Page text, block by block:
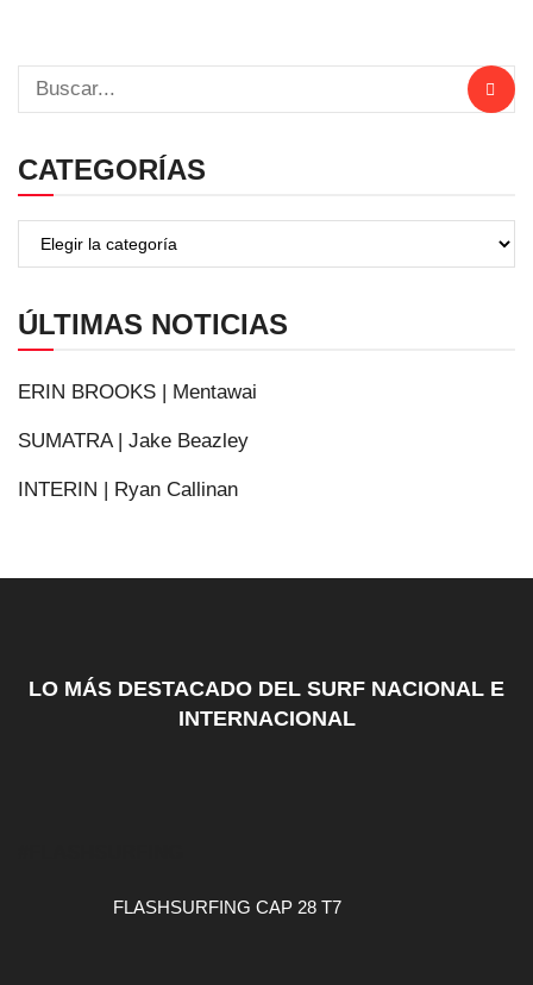
CATEGORÍAS
ÚLTIMAS NOTICIAS
ERIN BROOKS | Mentawai
SUMATRA | Jake Beazley
INTERIN | Ryan Callinan
LO MÁS DESTACADO DEL SURF NACIONAL E
INTERNACIONAL
FLASHSURFING CAP 28 T7